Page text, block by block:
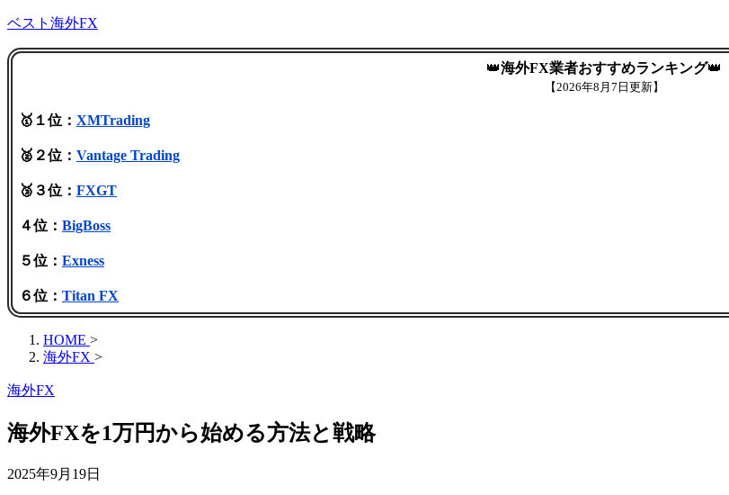
ベスト海外FX
👑海外FX業者おすすめランキング👑
【2026年8月7日更新】
🥇１位： XMTrading
🥈２位： Vantage Trading
🥉３位： FXGT
４位： BigBoss
５位： Exness
６位： Titan FX
HOME >
海外FX >
海外FX
海外FXを1万円から始める方法と戦略
2025年9月19日